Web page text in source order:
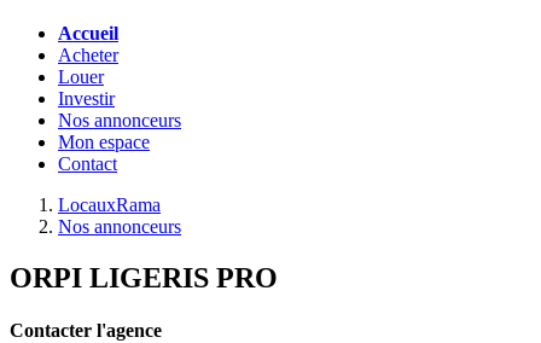
Accueil
Acheter
Louer
Investir
Nos annonceurs
Mon espace
Contact
LocauxRama
Nos annonceurs
ORPI LIGERIS PRO
Contacter l'agence